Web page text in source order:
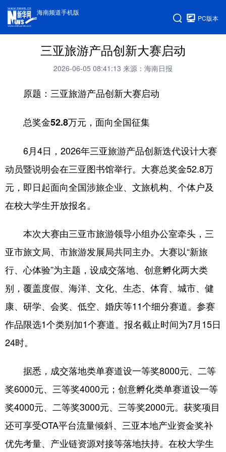
海南频道手机版
PC版本
三亚旅游产品创新大赛启动
2026-06-05 08:41:13 来源：海南日报
原题：三亚旅游产品创新大赛启动
总奖金52.8万元，面向全国征集
6月4日，2026年三亚旅游产品创新迭代设计大赛
动员暨说明会在三亚图书馆举行。大赛总奖金52.8万
元，即日起面向全国涉旅企业、文旅机构、个体户及
在校大学生开放报名。
本次大赛由三亚市旅游领导小组办公室牵头，三
亚市旅文局、市旅游发展局共同主办。大赛以“新旅
行、心体验”为主题，设成交落地、创意孵化两大类
别，覆盖度假、海洋、文化、生态、体育、城市、健
康、研学、会奖、低空、婚庆等11个细分赛道。参赛
作品限选1个类别加1个赛道。报名截止时间为7月15日
24时。
据悉，成交落地类单赛道设一等奖8000元、二等
奖6000元、三等奖4000元；创意孵化类单赛道设一等
奖4000元、二等奖3000元、三等奖2000元。获奖项目
还可享受OTA平台流量倾斜、三亚本地产业资金奖补
优先考量、产业链资源对接等落地扶持。在校大学生